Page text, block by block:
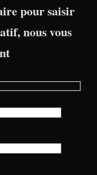
pour saisir
nous vous